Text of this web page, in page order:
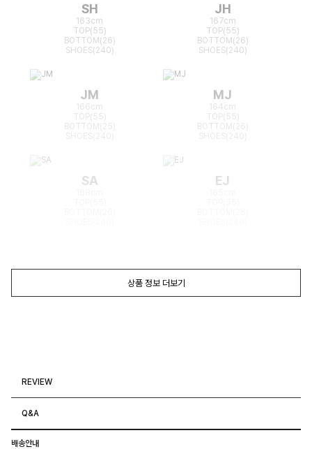
SH
163cm
TOP(55)
BOTTOM(26)
SHOES(240)
JH
167cm
TOP(55)
BOTTOM(26)
SHOES(240)
JM
166cm
TOP(55)
BOTTOM(25)
MJ
164cm
TOP(55)
BOTTOM(26)
SA EJ
상품 정보 더보기
REVIEW
Q&A
배송안내